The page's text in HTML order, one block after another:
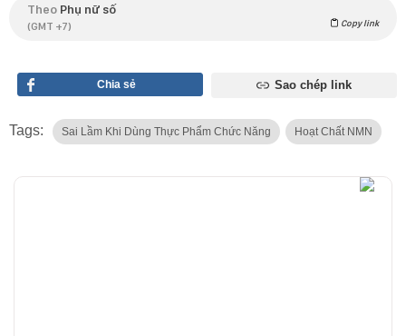
Theo Phụ nữ số
(GMT +7) Copy link
Chia sẻ Sao chép link
Tags: Sai Lầm Khi Dùng Thực Phẩm Chức Năng Hoạt Chất NMN